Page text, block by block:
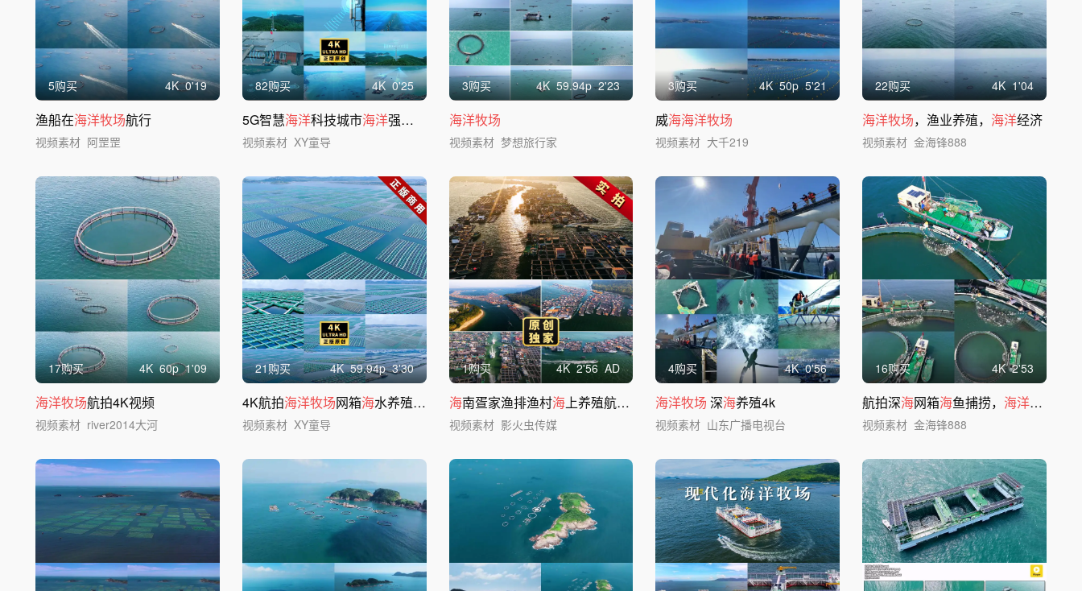
5购买 4K 0'19
渔船在海洋牧场航行
视频素材 阿罡罡
82购买 4K 0'25
5G智慧海洋科技城市海洋强国素材
视频素材 XY童导
3购买 4K 59.94p 2'23
海洋牧场
视频素材 梦想旅行家
3购买 4K 50p 5'21
威海海洋牧场
视频素材 大千219
22购买 4K 1'04
海洋牧场，渔业养殖， 海洋经济
视频素材 金海锋888
17购买 4K 60p 1'09
海洋牧场航拍4K视频
视频素材 river2014大河
21购买 4K 59.94p 3'30
4K航拍海洋牧场网箱海水养殖淡水养殖
视频素材 XY童导
1购买 4K 2'56 AD
海南疍家渔排渔村海上养殖航拍金色夕阳 海面
视频素材 影火虫传媒
4购买 4K 0'56
海洋牧场 深海养殖4k
视频素材 山东广播电视台
16购买 4K 2'53
航拍深海网箱海鱼捕捞， 海洋牧场
视频素材 金海锋888